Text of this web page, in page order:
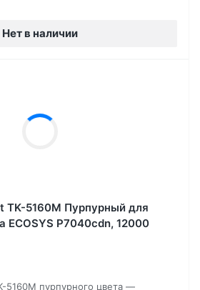
Нет в наличии
TK-5160M Пурпурный для
ECOSYS P7040cdn, 12000
5160M пурпурного цвета —